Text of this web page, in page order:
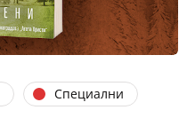
Специални